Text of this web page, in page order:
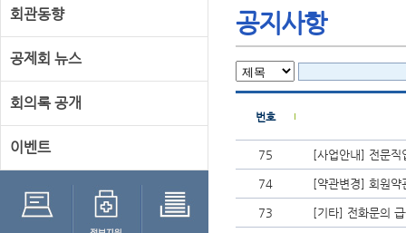
회관동향
공제회 뉴스
회의록 공개
이벤트
공지사항
번호
75 [사업안내] 전문직
74 [약관변경] 회원약
73 [기타] 전화문의